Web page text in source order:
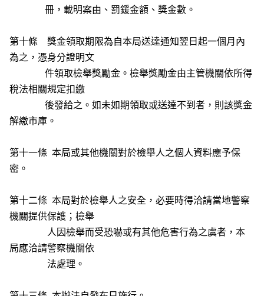
冊，載明案由、罰鍰金額、獎金數。
第十條 獎金領取期限為自本局送達通知翌日起一個月內
為之，憑身分證明文
件領取檢舉獎勵金。檢舉獎勵金由主管機關依所得
稅法相關規定扣繳
後發給之。如未如期領取或送達不到者，則該獎金
解繳市庫。
第十一條 本局或其他機關對於檢舉人之個人資料應予保
密。
第十二條 本局對於檢舉人之安全，必要時得洽請當地警察
機關提供保護；檢舉
人因檢舉而受恐嚇或有其他危害行為之虞者，本
局應洽請警察機關依
法處理。